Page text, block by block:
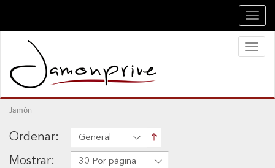
Jamón
Ordenar: General
Mostrar: 30 Por página